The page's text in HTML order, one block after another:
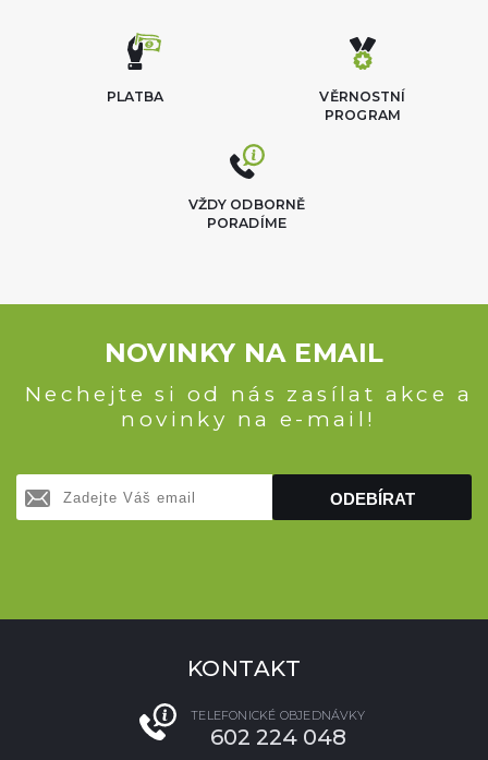
VĚRNOSTNÍ
PROGRAM
PLATBA
VŽDY ODBORNĚ
PORADÍME
NOVINKY NA EMAIL
Nechejte si od nás zasílat akce a
novinky na e-mail!
ODEBÍRAT
KONTAKT
TELEFONICKÉ OBJEDNÁVKY
602 224 048